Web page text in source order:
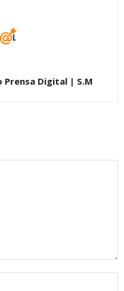
Digital | S.M